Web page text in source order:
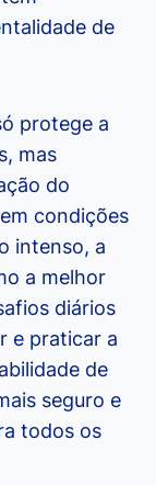
de
protege a
mas
do
condições
intenso, a
a melhor
diários
e praticar a
de
seguro e
todos os